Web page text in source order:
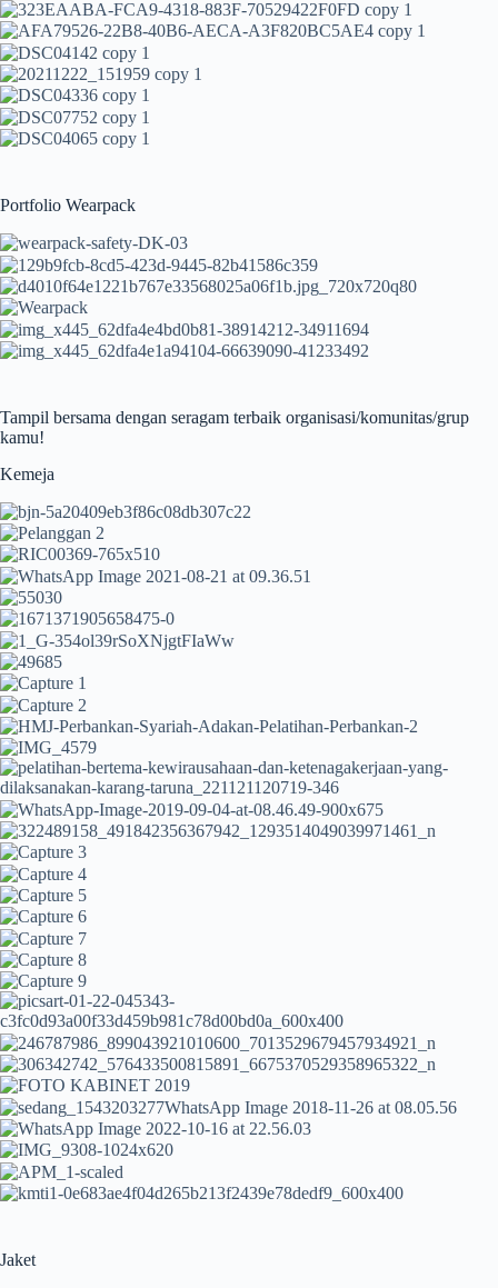
Portfolio Wearpack
Tampil bersama dengan seragam terbaik organisasi/komunitas/grup
kamu!
Kemeja
Jaket